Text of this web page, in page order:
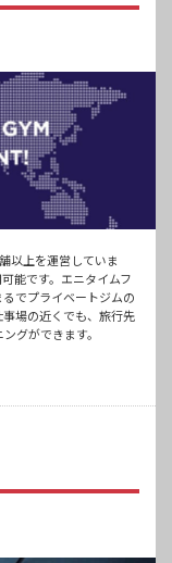
以上を運営していま
能です。エニタイムフ
でプライベートジムの
場の近くでも、旅行先
グができます。